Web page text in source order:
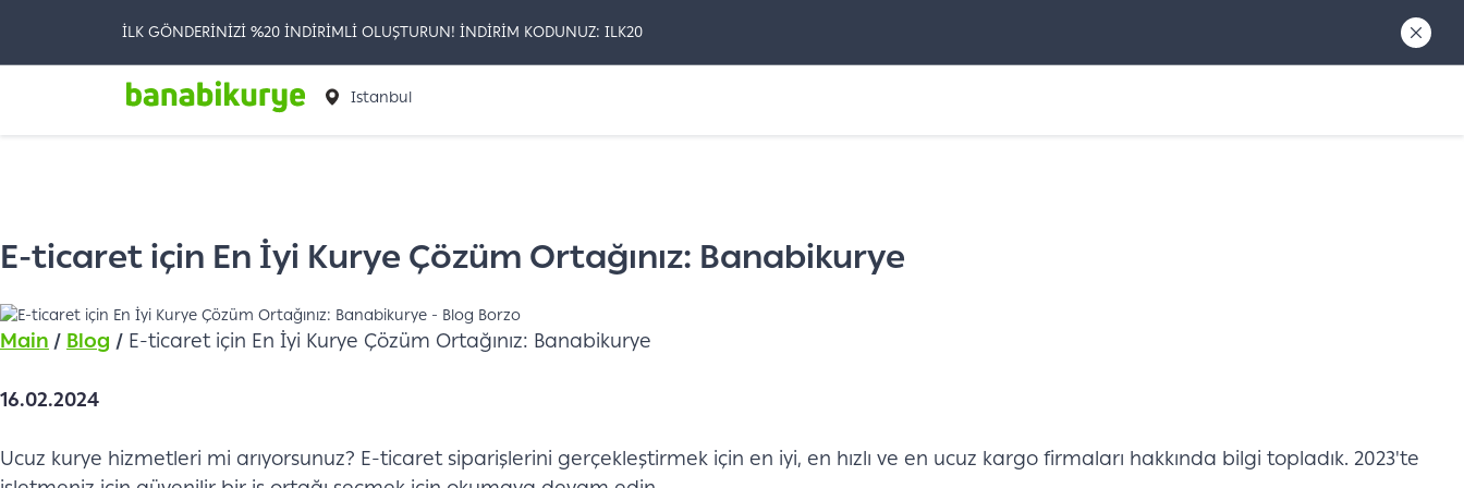
İLK GÖNDERİNİZİ %20 İNDİRİMLİ OLUŞTURUN! İNDİRİM KODUNUZ: ILK20
Istanbul
E-ticaret için En İyi Kurye Çözüm Ortağınız: Banabikurye
Main / Blog / E-ticaret için En İyi Kurye Çözüm Ortağınız: Banabikurye
16.02.2024
Ucuz kurye hizmetleri mi arıyorsunuz? E-ticaret siparişlerini gerçekleştirmek için en iyi, en hızlı ve en ucuz kargo firmaları hakkında bilgi topladık. 2023'te